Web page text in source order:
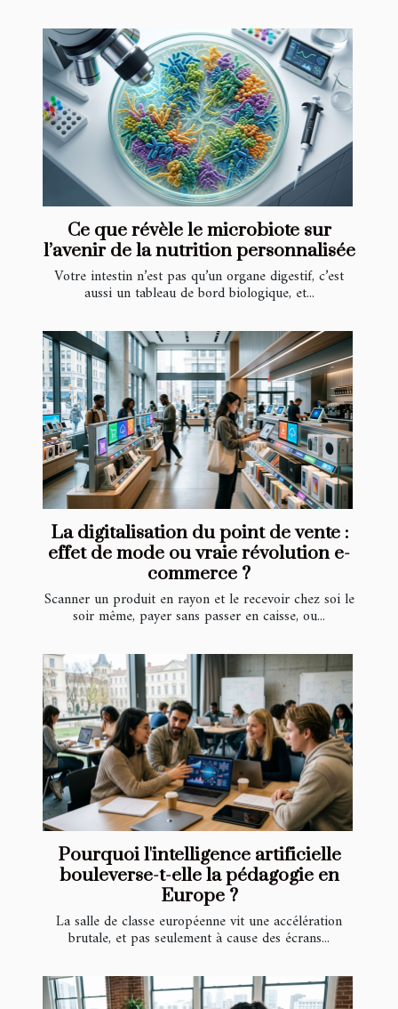
Ce que révèle le microbiote sur
l’avenir de la nutrition personnalisée
Votre intestin n’est pas qu’un organe digestif, c’est
aussi un tableau de bord biologique, et...
La digitalisation du point de vente :
effet de mode ou vraie révolution e-
commerce ?
Scanner un produit en rayon et le recevoir chez soi le
soir même, payer sans passer en caisse, ou...
Pourquoi l'intelligence artificielle
bouleverse-t-elle la pédagogie en
Europe ?
La salle de classe européenne vit une accélération
brutale, et pas seulement à cause des écrans...